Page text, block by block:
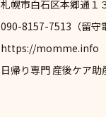
札幌市白石区本郷通１
090-8157-7513（留守
https://momme.info
日帰り専門 産後ケア助